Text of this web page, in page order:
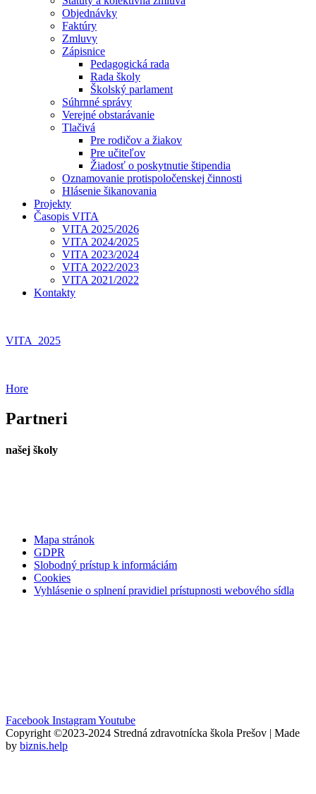
Objednávky
Faktúry
Zmluvy
Zápisnice
Pedagogická rada
Rada školy
Školský parlament
Súhrnné správy
Verejné obstarávanie
Tlačivá
Pre rodičov a žiakov
Pre učiteľov
Žiadosť o poskytnutie štipendia
Oznamovanie protispoločenskej činnosti
Hlásenie šikanovania
Projekty
Časopis VITA
VITA 2025/2026
VITA 2024/2025
VITA 2023/2024
VITA 2022/2023
VITA 2021/2022
Kontakty
VITA_2025
Hore
Partneri
našej školy
Mapa stránok
GDPR
Slobodný prístup k informáciám
Cookies
Vyhlásenie o splnení pravidiel prístupnosti webového sídla
Facebook InstagramYoutube
Copyright ©2023-2024 Stredná zdravotnícka škola Prešov | Made
by biznis.help